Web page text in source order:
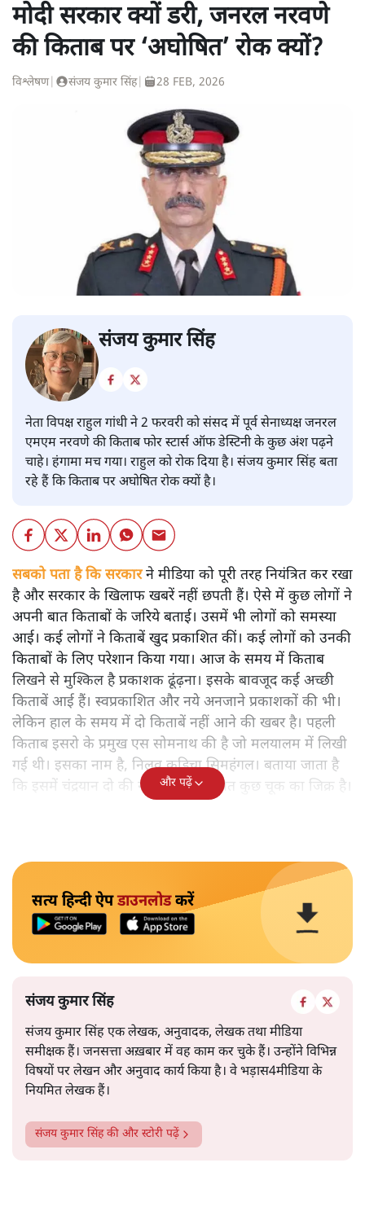
मोदी सरकार क्यों डरी, जनरल नरवणे
की किताब पर ‘अघोषित’ रोक क्यों?
विश्लेषण| संजय कुमार सिंह| 28 FEB, 2026
संजय कुमार सिंह
नेता विपक्ष राहुल गांधी ने 2 फरवरी को संसद में पूर्व सेनाध्यक्ष जनरल
एमएम नरवणे की किताब फोर स्टार्स ऑफ डेस्टिनी के कुछ अंश पढ़ने
चाहे। हंगामा मच गया। राहुल को रोक दिया है। संजय कुमार सिंह बता
रहे हैं कि किताब पर अघोषित रोक क्यों है।
सबको पता है कि सरकारने मीडिया को पूरी तरह नियंत्रित कर रखा
है और सरकार के खिलाफ खबरें नहीं छपती हैं। ऐसे में कुछ लोगों ने
अपनी बात किताबों के जरिये बताई। उसमें भी लोगों को समस्या
आई। कई लोगों ने किताबें खुद प्रकाशित कीं। कई लोगों को उनकी
किताबों के लिए परेशान किया गया। आज के समय में किताब
लिखने से मुश्किल है प्रकाशक ढूंढ़ना। इसके बावजूद कई अच्छी
किताबें आई हैं। स्वप्रकाशित और नये अनजाने प्रकाशकों की भी।
लेकिन हाल के समय में दो किताबें नहीं आने की खबर है। पहली
किताब इसरो के प्रमुख एस सोमनाथ की है जो मलयालम में लिखी
गई थी। इसका नाम है, निलवु कुडिचा सिमहंगल। बताया जाता है
कि इसमें चंद्रयान दो की नाकामी से संबंधित कुछ चूक का जिक्र है।
और पढ़ें
सत्य हिन्दी ऐपडाउनलोडकरें
संजय कुमार सिंह
संजय कुमार सिंह एक लेखक, अनुवादक, लेखक तथा मीडिया
समीक्षक हैं। जनसत्ता अख़बार में वह काम कर चुके हैं। उन्होंने विभिन्न
विषयों पर लेखन और अनुवाद कार्य किया है। वे भड़ास4मीडिया के
नियमित लेखक हैं।
संजय कुमार सिंहकी और स्टोरी पढ़ें